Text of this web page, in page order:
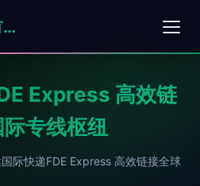
河北首联航空服务有限公司
Express 高效链
专线枢纽
际快递FDE Express 高效链接全球